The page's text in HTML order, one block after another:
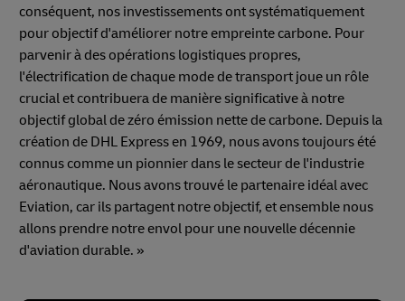
conséquent, nos investissements ont systématiquement
pour objectif d'améliorer notre empreinte carbone. Pour
parvenir à des opérations logistiques propres,
l'électrification de chaque mode de transport joue un rôle
crucial et contribuera de manière significative à notre
objectif global de zéro émission nette de carbone. Depuis la
création de DHL Express en 1969, nous avons toujours été
connus comme un pionnier dans le secteur de l'industrie
aéronautique. Nous avons trouvé le partenaire idéal avec
Eviation, car ils partagent notre objectif, et ensemble nous
allons prendre notre envol pour une nouvelle décennie
d'aviation durable. »